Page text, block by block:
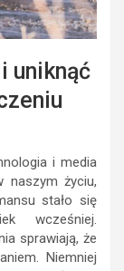
uniknąć
i media
naszym życiu,
stało się
wcześniej.
sprawiają, że
Niemniej